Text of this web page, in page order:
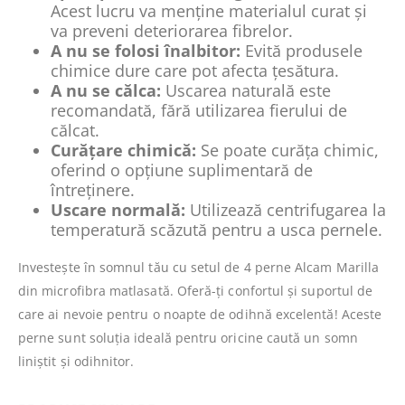
Acest lucru va menține materialul curat și
va preveni deteriorarea fibrelor.
A nu se folosi înalbitor: Evită produsele
chimice dure care pot afecta țesătura.
A nu se călca: Uscarea naturală este
recomandată, fără utilizarea fierului de
călcat.
Curățare chimică: Se poate curăța chimic,
oferind o opțiune suplimentară de
întreținere.
Uscare normală: Utilizează centrifugarea la
temperatură scăzută pentru a usca pernele.
Investește în somnul tău cu setul de 4 perne Alcam Marilla
din microfibra matlasată. Oferă-ți confortul și suportul de
care ai nevoie pentru o noapte de odihnă excelentă! Aceste
perne sunt soluția ideală pentru oricine caută un somn
liniștit și odihnitor.